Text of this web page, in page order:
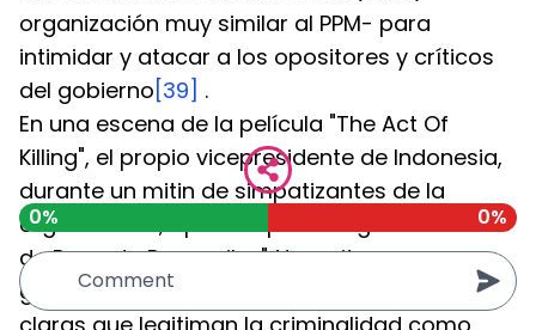
organización muy similar al PPM- para
intimidar y atacar a los opositores y críticos
del gobierno [39] .
En una escena de la película "The Act Of
Killing", el propio vicepresidente de Indonesia,
durante un mitin de simpatizantes de la
organización, aparece para elogiar la labor
de Pemuda Pancasila: "¡Necesitamos
gángsters para hacer las cosas!", palabras
0% 0%